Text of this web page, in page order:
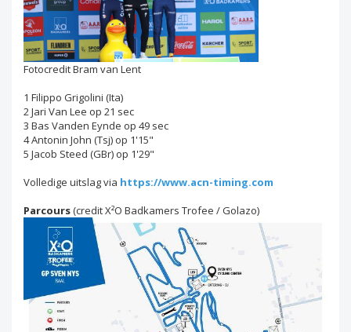
Fotocredit Bram van Lent
1 Filippo Grigolini (Ita)
2 Jari Van Lee op 21 sec
3 Bas Vanden Eynde op 49 sec
4 Antonin John (Tsj) op 1'15"
5 Jacob Steed (GBr) op 1'29"
Volledige uitslag via https://www.acn-timing.com
Parcours(credit X²O Badkamers Trofee / Golazo)